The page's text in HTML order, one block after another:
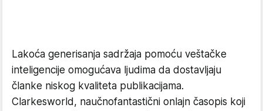
Lakoća generisanja sadržaja pomoću veštačke
inteligencije omogućava ljudima da dostavljaju
članke niskog kvaliteta publikacijama.
Clarkesworld, naučnofantastični onlajn časopis koji